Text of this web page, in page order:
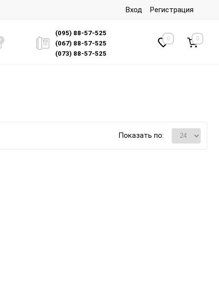
Вход Регистрация
(095) 88-57-525
(067) 88-57-525
(073) 88-57-525
0 0
Показать по: